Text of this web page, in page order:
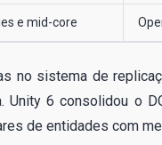
e mid-core
no sistema de
6 consolidou o
de entidades com